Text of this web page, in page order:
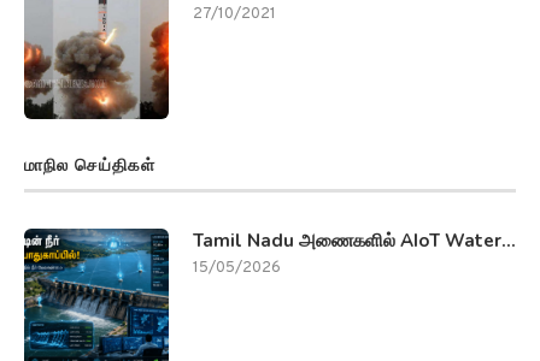
27/10/2021
மாநில செய்திகள்
Tamil Nadu அணைகளில் AIoT Water...
15/05/2026